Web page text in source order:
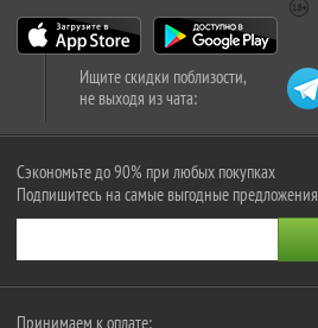
Ищите скидки поблизости,
не выходя из чата:
Сэкономьте до 90% при любых покупках
Подпишитесь на самые выгодные предложения
Принимаем к оплате: